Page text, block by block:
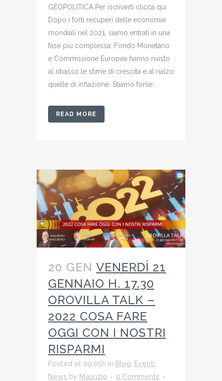
GEOPOLITICA Per iscriverti clicca qui
Dopo i forti recuperi delle economie
mondiali nel 2021, siamo entrati in una
fase più complessa: Fondo Monetario
e Commissione Europea hanno rivisto
al ribasso le stime di crescita e al rialzo
quelle di inflazione. Stiamo forse...
READ MORE
20 GEN VENERDÌ 21
GENNAIO H. 17.30
OROVILLA TALK –
2022 COSA FARE
OGGI CON I NOSTRI
RISPARMI
Posted at 09:05h in Blog Eventi
News by Maurizio
0 Comments